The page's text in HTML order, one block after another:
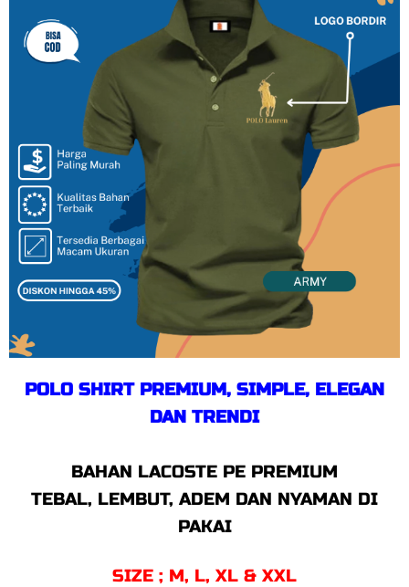
POLO SHIRT PREMIUM, SIMPLE, ELEGAN
DAN TRENDI
BAHAN LACOSTE PE PREMIUM
TEBAL, LEMBUT, ADEM DAN NYAMAN DI
PAKAI
SIZE ; M, L, XL & XXL